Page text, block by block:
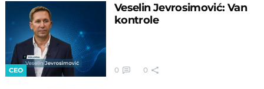
CEO
Veselin Jevrosimović: Van
kontrole
0 0